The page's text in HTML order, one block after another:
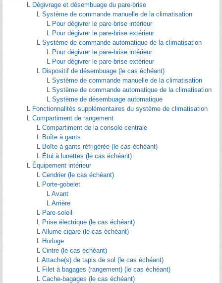
L Dégivrage et désembuage du pare-brise
L Système de commande manuelle de la climatisation
L Pour dégivrer le pare-brise intérieur
L Pour dégivrer le pare-brise extérieur
L Système de commande automatique de la climatisation
L Pour dégivrer le pare-brise intérieur
L Pour dégivrer le pare-brise extérieur
L Dispositif de désembuage (le cas échéant)
L Système de commande manuelle de la climatisation
L Système de commande automatique de la climatisation
L Système de désembuage automatique
L Fonctionnalités supplémentaires du système de climatisation
L Compartiment de rangement
L Compartiment de la console centrale
L Boîte à gants
L Boîte à gants réfrigérée (le cas échéant)
L Étui à lunettes (le cas échéant)
L Équipement intérieur
L Cendrier (le cas échéant)
L Porte-gobelet
L Avant
L Arrière
L Pare-soleil
L Prise électrique (le cas échéant)
L Allume-cigare (le cas échéant)
L Horloge
L Cintre (le cas échéant)
L Attache(s) de tapis de sol (le cas échéant)
L Filet à bagages (rangement) (le cas échéant)
L Cache-bagages (le cas échéant)